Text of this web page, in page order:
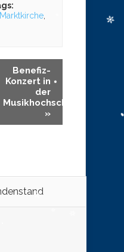
Marktkirche,
Benefiz-
Konzert in
der
Musikhochschule
»